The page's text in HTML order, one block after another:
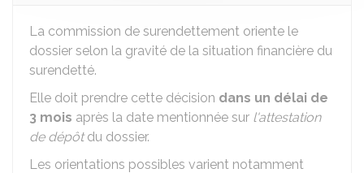
La commission de surendettement oriente le
dossier selon la gravité de la situation financière du
surendetté.
Elle doit prendre cette décision dans un délai de
3 mois après la date mentionnée sur l'attestation
de dépôtdu dossier.
Les orientations possibles varient notamment